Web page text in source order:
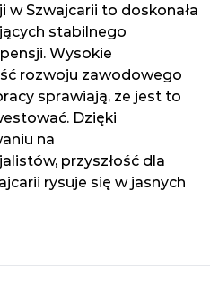
w Szwajcarii to doskonała
stabilnego
Wysokie
rozwoju zawodowego
sprawiają, że jest to
Dzięki
na
przyszłość dla
rysuje się w jasnych